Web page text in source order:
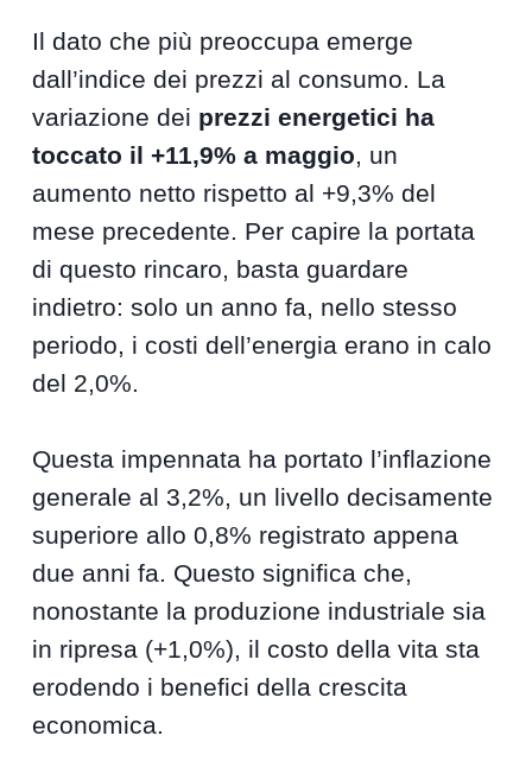
Il dato che più preoccupa emerge
dall’indice dei prezzi al consumo. La
variazione dei prezzi energetici ha
toccato il +11,9% a maggio, un
aumento netto rispetto al +9,3% del
mese precedente. Per capire la portata
di questo rincaro, basta guardare
indietro: solo un anno fa, nello stesso
periodo, i costi dell’energia erano in calo
del 2,0%.
Questa impennata ha portato l’inflazione
generale al 3,2%, un livello decisamente
superiore allo 0,8% registrato appena
due anni fa. Questo significa che,
nonostante la produzione industriale sia
in ripresa (+1,0%), il costo della vita sta
erodendo i benefici della crescita
economica.